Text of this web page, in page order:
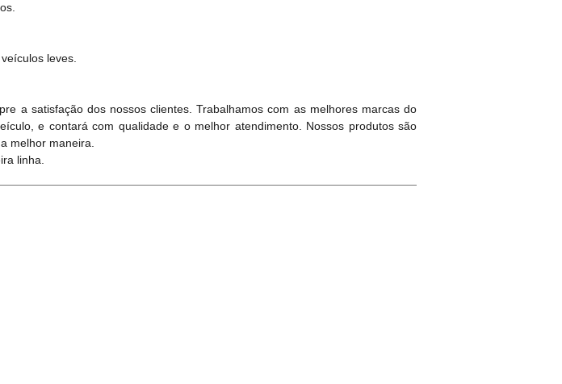
leves.
a satisfação dos nossos clientes. Trabalhamos com as melhores marcas do
e contará com qualidade e o melhor atendimento. Nossos produtos são
melhor maneira.
linha.